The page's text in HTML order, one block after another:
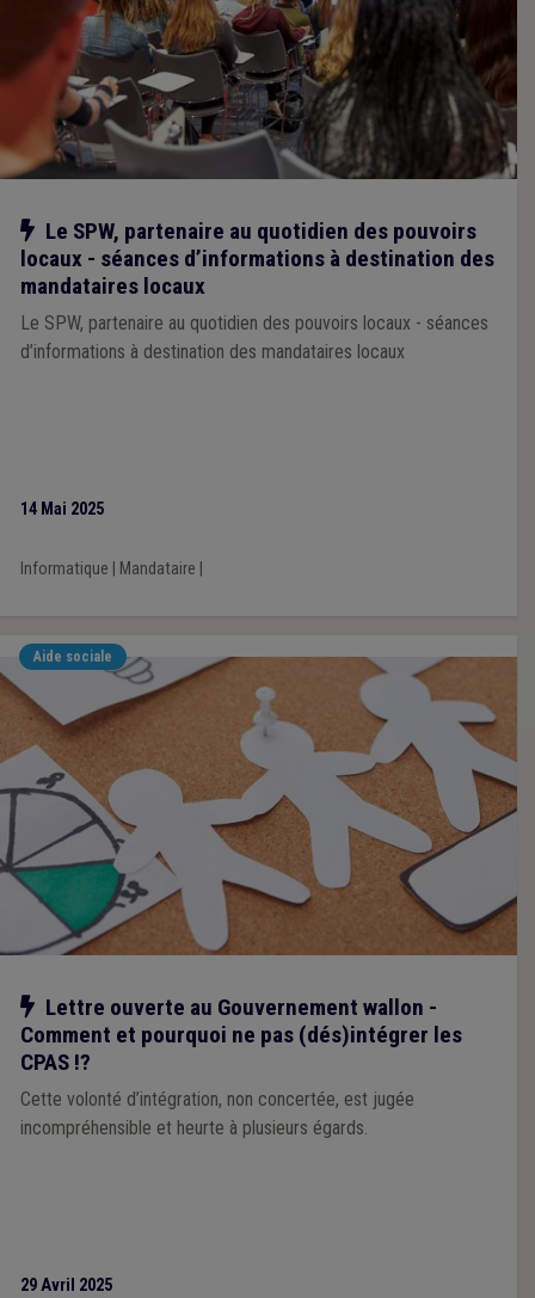
Notre action
Le SPW, partenaire au quotidien des pouvoirs
locaux - séances d’informations à destination des
mandataires locaux
Le SPW, partenaire au quotidien des pouvoirs locaux - séances
d’informations à destination des mandataires locaux
14 Mai 2025
Informatique Mandataire
Aide sociale
Notre action
Lettre ouverte au Gouvernement wallon -
Comment et pourquoi ne pas (dés)intégrer les
CPAS !?
Cette volonté d’intégration, non concertée, est jugée
incompréhensible et heurte à plusieurs égards.
29 Avril 2025